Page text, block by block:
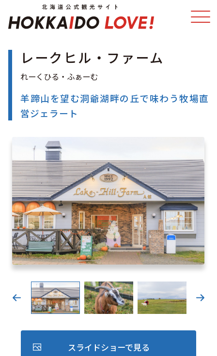
温泉 イベント
モデルコース
グルメ
アクセス
キュンちゃんオンラインショップ
北海道はやわかり
旅のテーマで探す
7つの国立公園
さっぽろ圏e旅ギフト
レークヒル・ファーム
羊蹄山を望む洞爺湖畔の丘で味わう牧場直
営ジェラート
スライドショーで見る